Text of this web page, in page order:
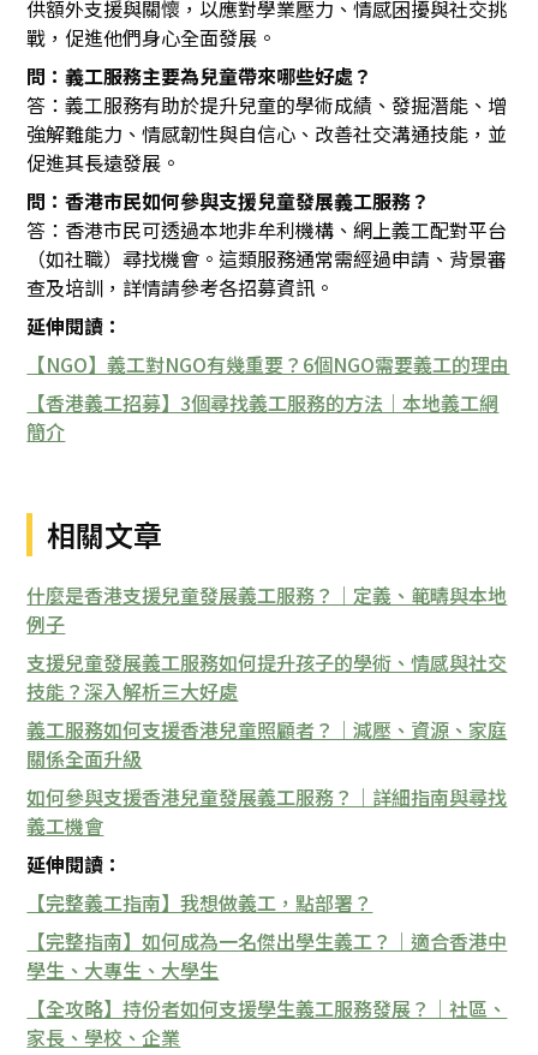
供額外支援與關懷，以應對學業壓力、情感困擾與社交挑
戰，促進他們身心全面發展。
問：義工服務主要為兒童帶來哪些好處？
答：義工服務有助於提升兒童的學術成績、發掘潛能、增
強解難能力、情感韌性與自信心、改善社交溝通技能，並
促進其長遠發展。
問：香港市民如何參與支援兒童發展義工服務？
答：香港市民可透過本地非牟利機構、網上義工配對平台
（如社職）尋找機會。這類服務通常需經過申請、背景審
查及培訓，詳情請參考各招募資訊。
延伸閱讀：
【NGO】義工對NGO有幾重要？6個NGO需要義工的理由
【香港義工招募】3個尋找義工服務的方法｜本地義工網
簡介
相關文章
什麼是香港支援兒童發展義工服務？｜定義、範疇與本地
例子
支援兒童發展義工服務如何提升孩子的學術、情感與社交
技能？深入解析三大好處
義工服務如何支援香港兒童照顧者？｜減壓、資源、家庭
關係全面升級
如何參與支援香港兒童發展義工服務？｜詳細指南與尋找
義工機會
延伸閱讀：
【完整義工指南】我想做義工，點部署？
【完整指南】如何成為一名傑出學生義工？｜適合香港中
學生、大專生、大學生
【全攻略】持份者如何支援學生義工服務發展？｜社區、
家長、學校、企業